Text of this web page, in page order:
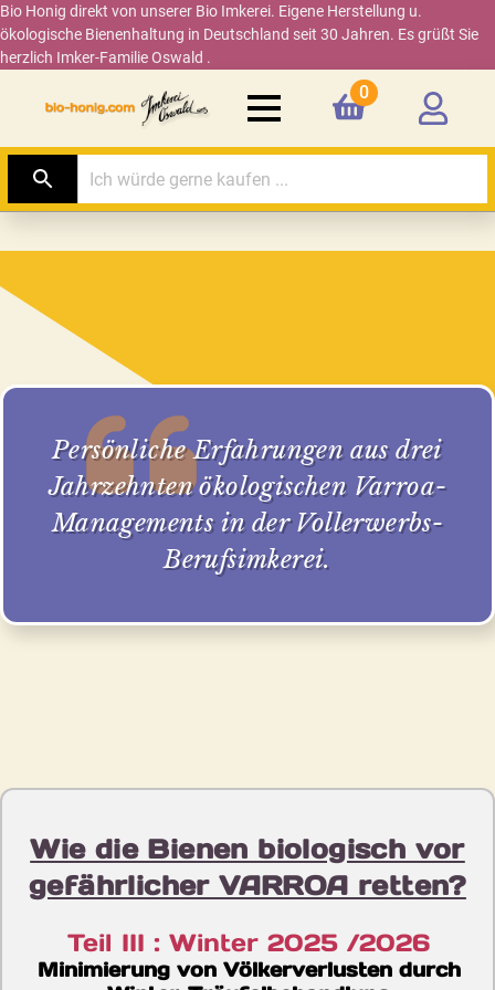
Bio Honig direkt von unserer Bio Imkerei. Eigene Herstellung u.
ökologische Bienenhaltung in Deutschland seit 30 Jahren. Es grüßt Sie
herzlich Imker-Familie Oswald .
0
Persönliche Erfahrungen aus drei
Jahrzehnten ökologischen Varroa-
Managements in der Vollerwerbs-
Berufsimkerei.
Wie die Bienen biologisch vor
gefährlicher VARROA retten?
Teil III : Winter 2025 /2026
Minimierung von Völkerverlusten durch